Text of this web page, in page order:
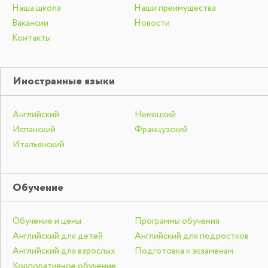
Наша школа
Наши преимущества
Вакансии
Новости
Контакты
Иностранные языки
Английский
Немецкий
Испанский
Французский
Итальянский
Обучение
Обучение и цены
Программы обучения
Английский для детей
Английский для подростков
Английский для взрослых
Подготовка к экзаменам